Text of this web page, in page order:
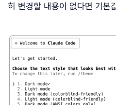
히 변경할 내용이 없다면 기본